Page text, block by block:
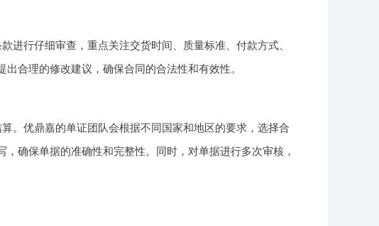
进行仔细审查，重点关注交货时间、质量标准、付款方式、
合理的修改建议，确保合同的合法性和有效性。
。优鼎嘉的单证团队会根据不同国家和地区的要求，选择合
确保单据的准确性和完整性。同时，对单据进行多次审核，